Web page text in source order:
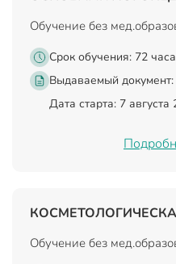
Обучение без
Срок обучения: 72 часа
Выдаваемый документ:
Дата старта: 7 августа
Обучение без